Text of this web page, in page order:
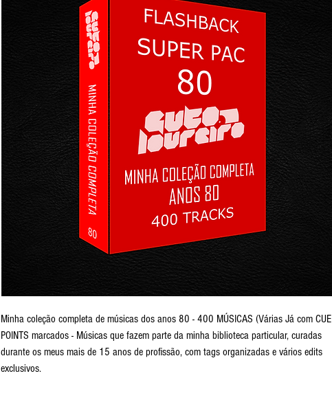
Minha coleção completa de músicas dos anos 80 - 400 MÚSICAS (Várias Já com CUE
POINTS marcados - Músicas que fazem parte da minha biblioteca particular, curadas
durante os meus mais de 15 anos de profissão, com tags organizadas e vários edits
exclusivos.